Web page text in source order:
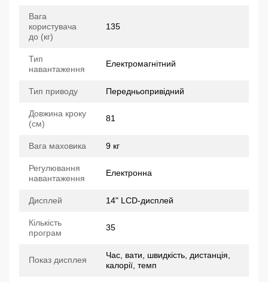
Вага
користувача
до (кг)
135
Тип
навантаження
Електромагнітний
Тип приводу Передньопривідний
Довжина кроку
(см)
81
Вага маховика 9 кг
Регулювання
навантаження
Електронна
Дисплей 14" LCD-дисплей
Кількість
програм
35
Показ дисплея
Час, вати, швидкість, дистанція,
калорії, темп